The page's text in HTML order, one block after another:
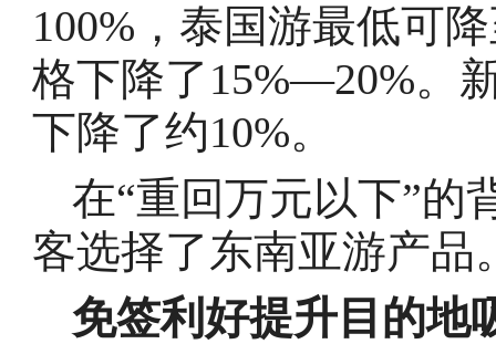
100%，泰国游最低可
格下降了15%—20%。
下降了约10%。
在“重回万元以下”的
客选择了东南亚游产品
免签利好提升目的地